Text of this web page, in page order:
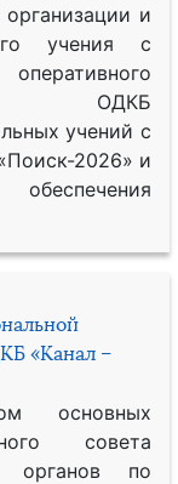
и
учения с
ОДКБ
учений с
2026» и
«Канал –
основных
совета
органов по